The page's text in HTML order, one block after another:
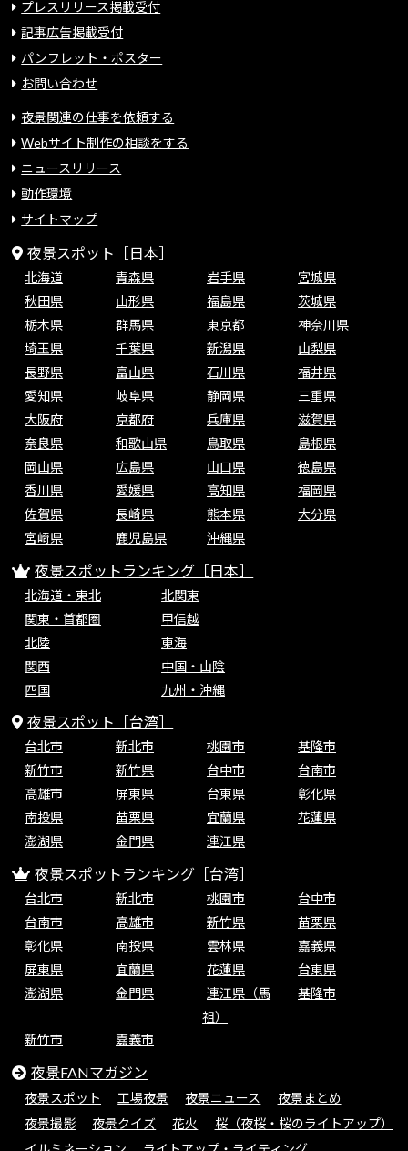
プレスリリース掲載受付
記事広告掲載受付
パンフレット・ポスター
お問い合わせ
夜景関連の仕事を依頼する
Webサイト制作の相談をする
ニュースリリース
動作環境
サイトマップ
夜景スポット［日本］
北海道 青森県 岩手県
宮城県
秋田県
山形県 福島県
茨城県
栃木県
群馬県 東京都
神奈川県
埼玉県
千葉県 新潟県
山梨県
長野県
富山県 石川県
福井県
愛知県
岐阜県 静岡県
三重県
大阪府
京都府 兵庫県
滋賀県
奈良県
和歌山県 鳥取県
島根県
岡山県
広島県 山口県
徳島県
香川県
愛媛県 高知県
福岡県
佐賀県
長崎県 熊本県
大分県
宮崎県
鹿児島県 沖縄県
夜景スポットランキング［日本］
北海道・東北
北関東
関東・首都圏
甲信越
北陸
東海
関西
中国・山陰
四国
九州・沖縄
夜景スポット［台湾］
台北市 新北市 桃園市
基隆市
新竹市
新竹県 台中市
台南市
高雄市
屏東県 台東県
彰化県
南投県
苗栗県 宜蘭県
花蓮県
澎湖県
金門県 連江県
夜景スポットランキング［台湾］
台北市 新北市 桃園市
台中市
台南市
高雄市 新竹県
苗栗県
彰化県
南投県 雲林県
嘉義県
屏東県
宜蘭県 花蓮県
台東県
澎湖県
金門県
連江県（馬
祖）
基隆市
新竹市 嘉義市
夜景FANマガジン
夜景スポット 工場夜景 夜景ニュース
夜景まとめ
夜景撮影
夜景クイズ 花火
桜（夜桜・桜のライトアップ）